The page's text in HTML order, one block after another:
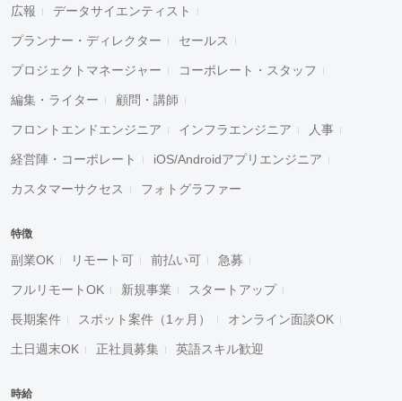
広報 データサイエンティスト
プランナー・ディレクター セールス
プロジェクトマネージャー コーポレート・スタッフ
編集・ライター 顧問・講師
フロントエンドエンジニア インフラエンジニア 人事
経営陣・コーポレート iOS/Androidアプリエンジニア
カスタマーサクセス フォトグラファー
特徴
副業OK リモート可 前払い可 急募
フルリモートOK 新規事業 スタートアップ
長期案件 スポット案件（1ヶ月） オンライン面談OK
土日週末OK 正社員募集 英語スキル歓迎
時給